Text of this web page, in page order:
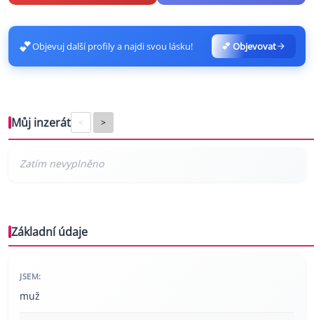
💕Objevuj další profily a najdi svou lásku! 💕 Objevovat
Můj inzerát < >
Základní údaje
JSEM:
muž